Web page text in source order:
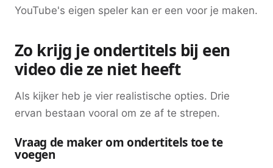
YouTube's eigen speler kan er een voor je maken.
Zo krijg je ondertitels bij een
video die ze niet heeft
Als kijker heb je vier realistische opties. Drie
ervan bestaan vooral om ze af te strepen.
Vraag de maker om ondertitels toe te
voegen